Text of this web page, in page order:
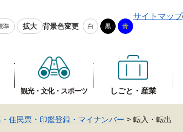
準 拡大 背景色変更 白 黒 青
サイトマップ
観光・文化・スポーツ しごと・産業
・住民票・印鑑登録・マイナンバー > 転入・転出